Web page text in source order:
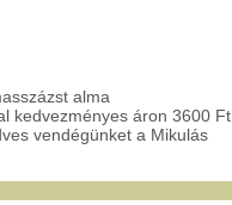
alma
kedvezményes áron 3600 Ft
vendégünket a Mikulás